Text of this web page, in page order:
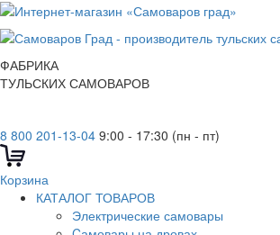
ФАБРИКА
ТУЛЬСКИХ САМОВАРОВ
8 800 201-13-04 9:00 - 17:30 (пн - пт)
Корзина
КАТАЛОГ ТОВАРОВ
Электрические самовары